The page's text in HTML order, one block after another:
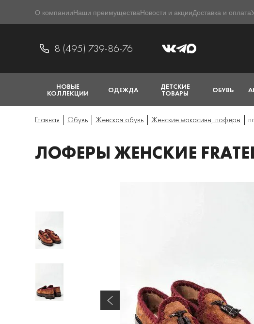
О компанииНаши преимуществаНовости и акцииДоставка и оплата
8 (495) 739-86-76
НОВЫЕ
КОЛЛЕКЦИИ ОДЕЖДА ДЕТСКИЕ
ТОВАРЫ ОБУВЬ
Главная Обувь Женская обувь Женские мокасины, лоферы
ЛОФЕРЫ ЖЕНСКИЕ